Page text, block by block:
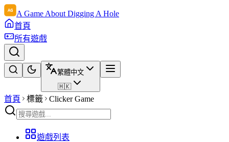
A Game About Digging A Hole
首頁
所有遊戲
繁體中文
🇭🇰
首頁 標籤 Clicker Game
遊戲列表